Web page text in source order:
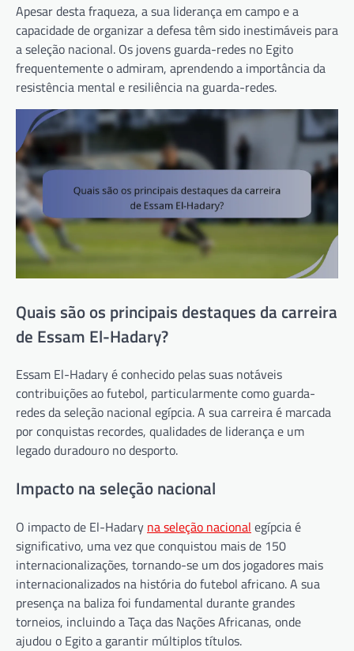
Apesar desta fraqueza, a sua liderança em campo e a
capacidade de organizar a defesa têm sido inestimáveis para
a seleção nacional. Os jovens guarda-redes no Egito
frequentemente o admiram, aprendendo a importância da
resistência mental e resiliência na guarda-redes.
Quais são os principais destaques da carreira
de Essam El-Hadary?
Essam El-Hadary é conhecido pelas suas notáveis
contribuições ao futebol, particularmente como guarda-
redes da seleção nacional egípcia. A sua carreira é marcada
por conquistas recordes, qualidades de liderança e um
legado duradouro no desporto.
Impacto na seleção nacional
O impacto de El-Hadary na seleção nacional egípcia é
significativo, uma vez que conquistou mais de 150
internacionalizações, tornando-se um dos jogadores mais
internacionalizados na história do futebol africano. A sua
presença na baliza foi fundamental durante grandes
torneios, incluindo a Taça das Nações Africanas, onde
ajudou o Egito a garantir múltiplos títulos.